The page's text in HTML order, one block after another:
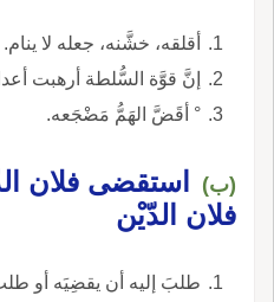
أقلقه، خشَّنه، جعله لا ينام.
إنَّ قوَّة السُّلطة أرهبت
° أقَضَّ الهَمُّ مَضْجَعه.
(ب)
استقضى فلان
فلان الدّيْن
طلبَ إليه أن يقضِيَه أو